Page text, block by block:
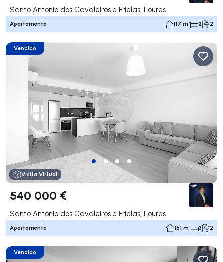
Santo António dos Cavaleiros e Frielas, Loures
Apartamento 117 m² 2 2
Vendido
Visita Virtual
540 000 €
Santo António dos Cavaleiros e Frielas, Loures
Apartamento 161 m² 3 2
Vendido